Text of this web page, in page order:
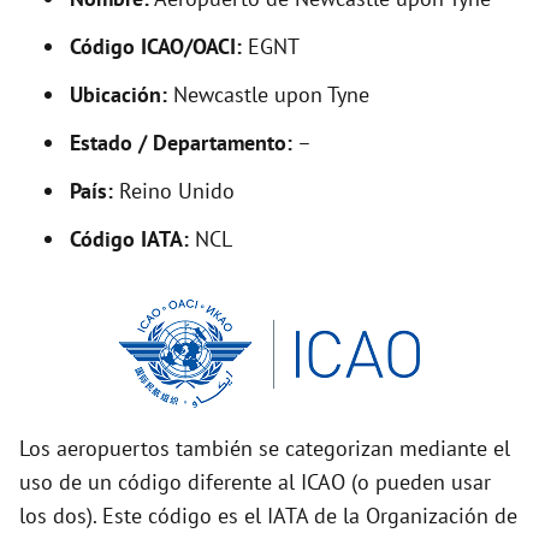
i
Código ICAO/OACI: EGNT
Ubicación: Newcastle upon Tyne
Estado / Departamento: –
País: Reino Unido
Código IATA: NCL
Los aeropuertos también se categorizan mediante el
uso de un código diferente al ICAO (o pueden usar
los dos). Este código es el IATA de la Organización de